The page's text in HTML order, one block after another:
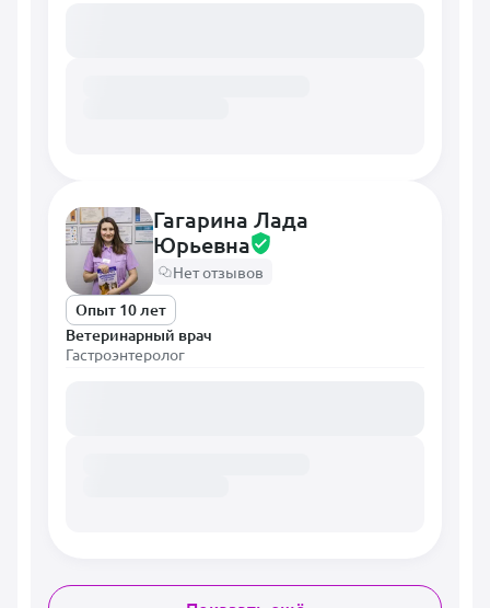
Гагарина Лада
Юрьевна
Нет отзывов
Опыт 10 лет
Ветеринарный врач
Гастроэнтеролог